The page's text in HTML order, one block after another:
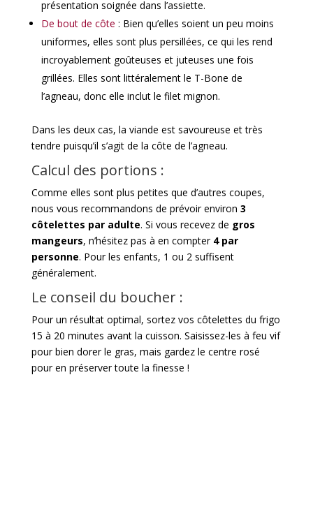
présentation soignée dans l’assiette.
De bout de côte : Bien qu’elles soient un peu moins
uniformes, elles sont plus persillées, ce qui les rend
incroyablement goûteuses et juteuses une fois
grillées. Elles sont littéralement le T-Bone de
l’agneau, donc elle inclut le filet mignon.
Dans les deux cas, la viande est savoureuse et très
tendre puisqu’il s’agit de la côte de l’agneau.
Calcul des portions :
Comme elles sont plus petites que d’autres coupes,
nous vous recommandons de prévoir environ 3
côtelettes par adulte. Si vous recevez de gros
mangeurs, n’hésitez pas à en compter 4 par
personne. Pour les enfants, 1 ou 2 suffisent
généralement.
Le conseil du boucher :
Pour un résultat optimal, sortez vos côtelettes du frigo
15 à 20 minutes avant la cuisson. Saisissez-les à feu vif
pour bien dorer le gras, mais gardez le centre rosé
pour en préserver toute la finesse !